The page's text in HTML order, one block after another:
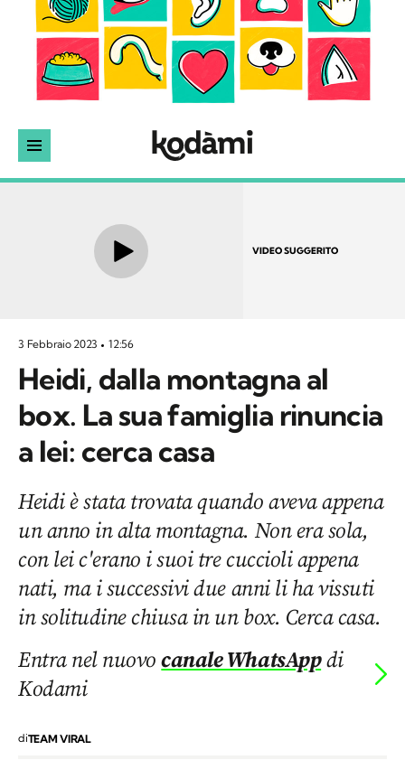
VIDEO SUGGERITO
3 Febbraio 2023 12:56
Heidi, dalla montagna al
box. La sua famiglia rinuncia
a lei: cerca casa
Heidi è stata trovata quando aveva appena
un anno in alta montagna. Non era sola,
con lei c'erano i suoi tre cuccioli appena
nati, ma i successivi due anni li ha vissuti
in solitudine chiusa in un box. Cerca casa.
Entra nel nuovocanale WhatsAppdi
Kodami
diTEAM VIRAL